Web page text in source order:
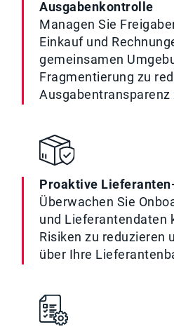
Ausgabenkontrolle
Managen Sie
Einkauf und
gemeinsamen
Fragmentierung zu
Ausgabentransparenz
Proaktive
Überwachen Sie
und Lieferantendaten
Risiken zu reduzieren
über Ihre